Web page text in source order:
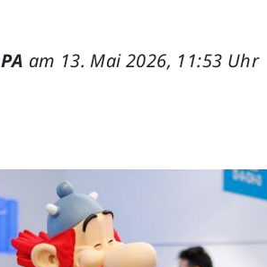
am 13. Mai 2026, 11:53 Uhr